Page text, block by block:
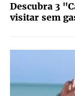
Descubra 3
visitar sem